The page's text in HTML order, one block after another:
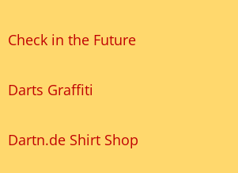
Check in the Future
Darts Graffiti
Dartn.de Shirt Shop